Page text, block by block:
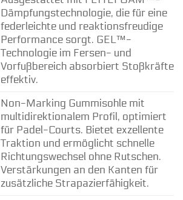
Dämpfungstechnologie, die für eine
federleichte und reaktionsfreudige
Performance sorgt. GEL™-
Technologie im Fersen- und
Vorfußbereich absorbiert Stoßkräfte
effektiv.
Non-Marking Gummisohle mit
multidirektionalem Profil, optimiert
für Padel-Courts. Bietet exzellente
Traktion und ermöglicht schnelle
Richtungswechsel ohne Rutschen.
Verstärkungen an den Kanten für
zusätzliche Strapazierfähigkeit.